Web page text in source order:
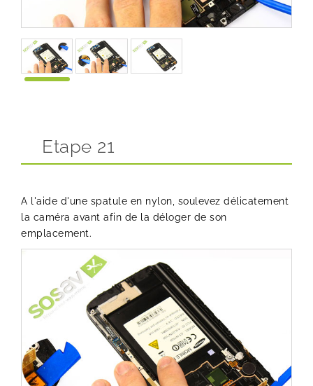
Etape 21
A l'aide d'une spatule en nylon, soulevez délicatement
la caméra avant afin de la déloger de son
emplacement.